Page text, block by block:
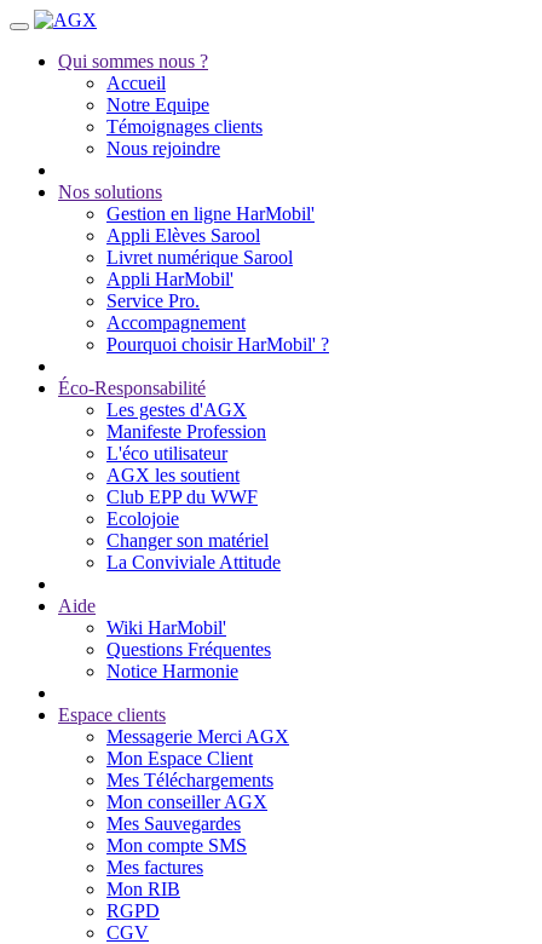
Qui sommes nous ?
Accueil
Notre Equipe
Témoignages clients
Nous rejoindre
Nos solutions
Gestion en ligne HarMobil'
Appli Elèves Sarool
Livret numérique Sarool
Appli HarMobil'
Service Pro.
Accompagnement
Pourquoi choisir HarMobil' ?
Éco-Responsabilité
Les gestes d'AGX
Manifeste Profession
L'éco utilisateur
AGX les soutient
Club EPP du WWF
Ecolojoie
Changer son matériel
La Conviviale Attitude
Aide
Wiki HarMobil'
Questions Fréquentes
Notice Harmonie
Espace clients
Messagerie Merci AGX
Mon Espace Client
Mes Téléchargements
Mon conseiller AGX
Mes Sauvegardes
Mon compte SMS
Mes factures
Mon RIB
RGPD
CGV